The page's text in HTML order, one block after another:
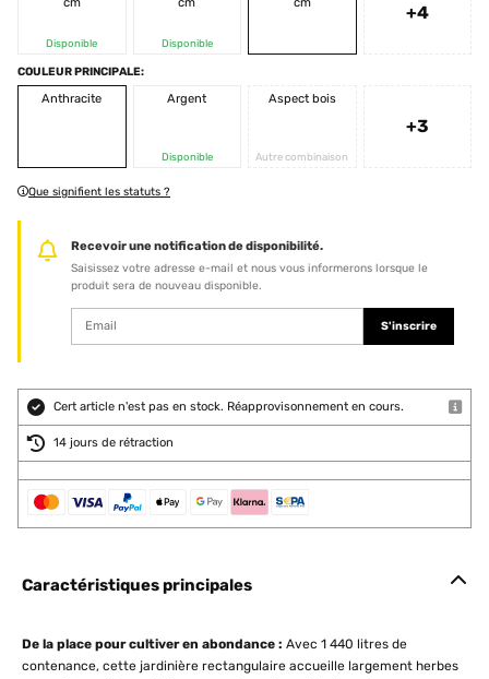
Disponible Disponible
+4
COULEUR PRINCIPALE:
Anthracite
Argent
Disponible
Aspect bois
Autre combinaison
+3
Que signifient les statuts ?
Recevoir une notification de disponibilité.
Saisissez votre adresse e-mail et nous vous informerons lorsque le
produit sera de nouveau disponible.
S'inscrire
Cert article n'est pas en stock. Réapprovisonnement en cours.
14 jours de rétraction
Caractéristiques principales
De la place pour cultiver en abondance : Avec 1 440 litres de
contenance, cette jardinière rectangulaire accueille largement herbes